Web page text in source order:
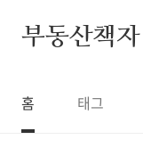
부동산책자
홈 태그